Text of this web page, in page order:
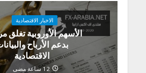
الاخبار الاقتصادية
الأسهم الأوروبية تغلق
بدعم الأرباح
الاقتصادية
12 ساعة مضى